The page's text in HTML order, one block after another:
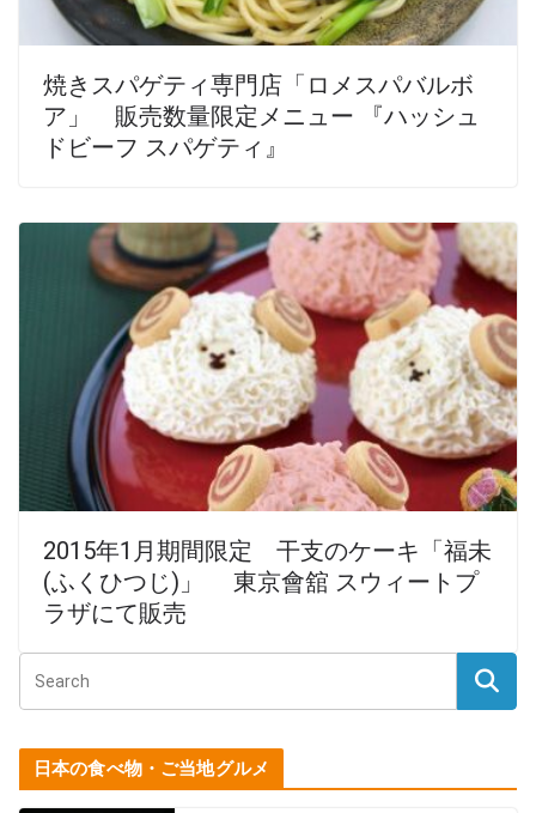
焼きスパゲティ専門店「ロメスパバルボ
ア」 販売数量限定メニュー 『ハッシュ
ドビーフ スパゲティ』
2015年1月期間限定 干支のケーキ「福未
(ふくひつじ)」 東京會舘 スウィートプ
ラザにて販売
日本の食べ物・ご当地グルメ